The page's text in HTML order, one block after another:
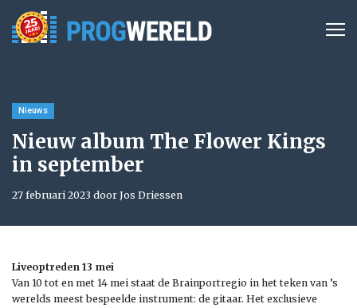
Nieuws
Nieuw album The Flower Kings
in september
27 februari 2023 door Jos Driessen
Liveoptreden 13 mei
Van 10 tot en met 14 mei staat de Brainportregio in het teken van ’s
werelds meest bespeelde instrument: de gitaar. Het exclusieve